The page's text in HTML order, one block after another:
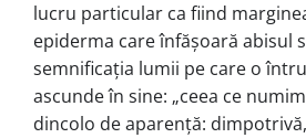
lucru particular ca fiind
epiderma care înfășoară abisul
semnificația lumii pe care o
ascunde în sine: „ceea ce
dincolo de aparenţă: